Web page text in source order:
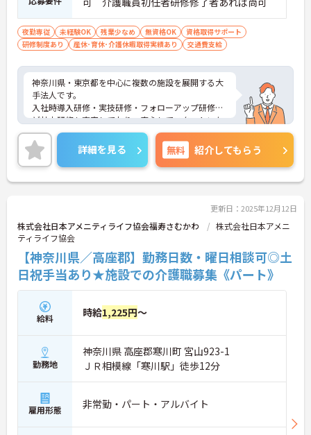
夜勤専従 未経験OK 残業少なめ 無資格OK
資格取得サポート
研修制度あり
産休･育休･介護休暇取得実績あり 交通費支給
神奈川県・東京都を中心に複数の施設を展開する大
手法人です。
入社時導入研修・実技研修・フォローアップ研修な
ど社内研修も充実しており、安心してスタートいた
だけます。
資格取得のための支援制度もあり、働きながらスキ
ルアップも目指せます。
施設形態が豊富なため、キャリアアップの際には
様々な業種での経験を積むこともできます。
詳細をお話しいたしますのでお気軽にご相談くださ
い！
詳細を見る 無料 紹介してもらう
更新日：2025年12月12日
株式会社日本アメニティライフ協会福寿さむかわ
株式会社日本アメニ
ティライフ協会
【神奈川県／高座郡】勤務日数・曜日相談可◎土
日祝手当あり★施設での介護職募集《パート》
給料 時給1,225円～
勤務地
神奈川県 高座郡寒川町 宮山923-1
ＪＲ相模線「寒川駅」徒歩12分
雇用形態 非常勤・パート・アルバイト